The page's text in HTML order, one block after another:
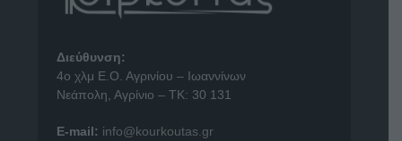
Διεύθυνση:
4o χλμ Ε.Ο. Αγρινίου – Ιωαννίνων
Νεάπολη, Αγρίνιο – ΤΚ: 30 131
E-mail: info@kourkoutas.gr